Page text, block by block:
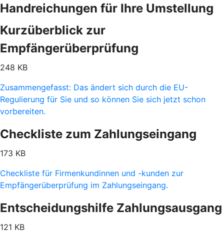
Handreichungen für Ihre Umstellung
Kurzüberblick zur
Empfängerüberprüfung
248 KB
Zusammengefasst: Das ändert sich durch die EU-
Regulierung für Sie und so können Sie sich jetzt schon
vorbereiten.
Checkliste zum Zahlungseingang
173 KB
Checkliste für Firmenkundinnen und -kunden zur
Empfängerüberprüfung im Zahlungseingang.
Entscheidungshilfe Zahlungsausgang
121 KB